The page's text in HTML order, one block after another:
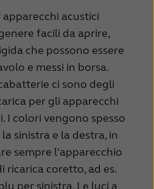
acustici
facili da aprire,
che possono essere
e messi in borsa.
ci sono degli
per gli apparecchi
I colori vengono spesso
sinistra e la destra, in
sempre l'apparecchio
ricarica coretto, ad es.
per sinistra. Le luci a